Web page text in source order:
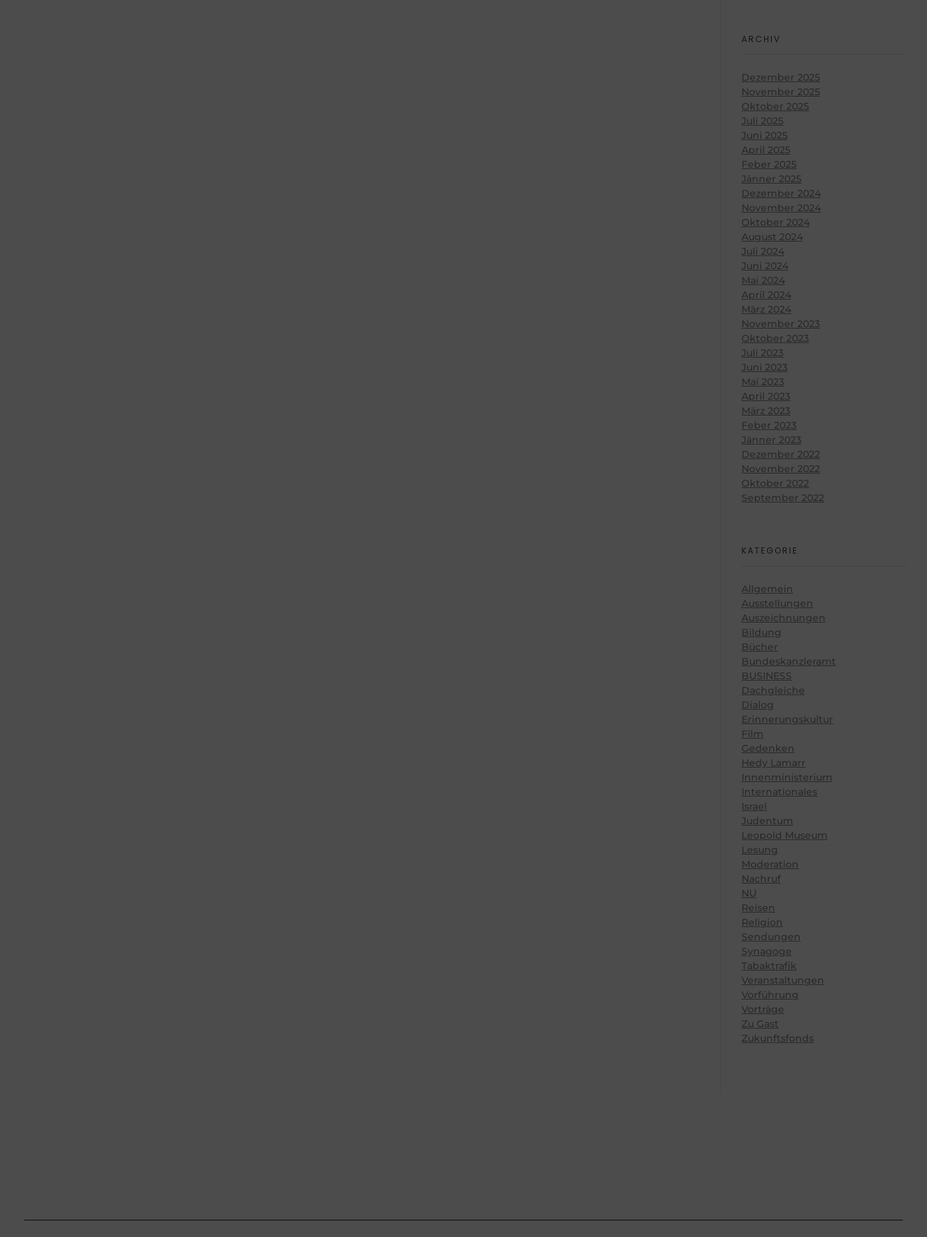
ARCHIV
Dezember 2025
November 2025
Oktober 2025
Juli 2025
Juni 2025
April 2025
Feber 2025
Jänner 2025
Dezember 2024
November 2024
Oktober 2024
August 2024
Juli 2024
Juni 2024
Mai 2024
April 2024
März 2024
November 2023
Oktober 2023
Juli 2023
Juni 2023
Mai 2023
April 2023
März 2023
Feber 2023
Jänner 2023
Dezember 2022
November 2022
Oktober 2022
September 2022
KATEGORIE
Allgemein
Ausstellungen
Auszeichnungen
Bildung
Bücher
Bundeskanzleramt
BUSINESS
Dachgleiche
Dialog
Erinnerungskultur
Film
Gedenken
Hedy Lamarr
Innenministerium
Internationales
Israel
Judentum
Leopold Museum
Lesung
Moderation
Nachruf
NU
Reisen
Religion
Sendungen
Synagoge
Tabaktrafik
Veranstaltungen
Vorführung
Vorträge
Zu Gast
Zukunftsfonds